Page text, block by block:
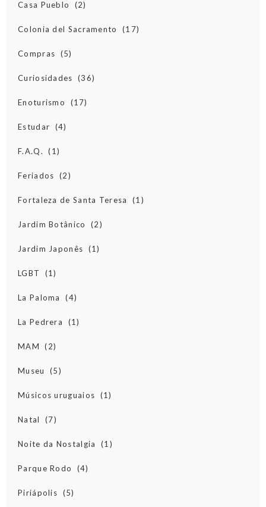
Casa Pueblo (2)
Colonia del Sacramento (17)
Compras (5)
Curiosidades (36)
Enoturismo (17)
Estudar (4)
F.A.Q. (1)
Feriados (2)
Fortaleza de Santa Teresa (1)
Jardim Botânico (2)
Jardim Japonês (1)
LGBT (1)
La Paloma (4)
La Pedrera (1)
MAM (2)
Museu (5)
Músicos uruguaios (1)
Natal (7)
Noite da Nostalgia (1)
Parque Rodo (4)
Piriápolis (5)